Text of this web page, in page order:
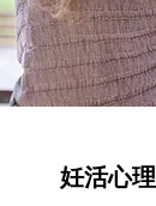
妊活​心